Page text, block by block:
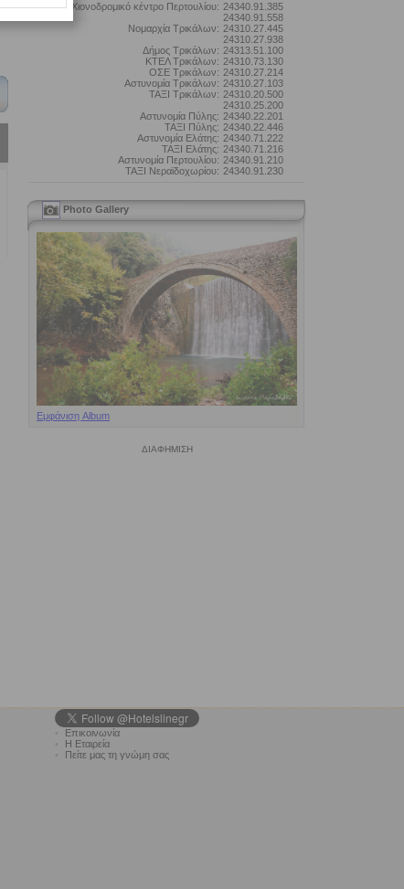
Χιονοδρομικό κέντρο Περτουλίου:
Νομαρχία Τρικάλων:
Δήμος Τρικάλων:
ΚΤΕΛ Τρικάλων:
ΟΣΕ Τρικάλων:
Αστυνομία Τρικάλων:
ΤΑΞΙ Τρικάλων:
Αστυνομία Πύλης:
ΤΑΞΙ Πύλης:
Αστυνομία Ελάτης:
ΤΑΞΙ Ελάτης:
Αστυνομία Περτουλίου:
ΤΑΞΙ Νεραϊδοχωρίου:
24340.91.385
24340.91.558
24310.27.445
24310.27.938
24313.51.100
24310.73.130
24310.27.214
24310.27.103
24310.20.500
24310.25.200
24340.22.201
24340.22.446
24340.71.222
24340.71.216
24340.91.210
24340.91.230
Photo Gallery
Εμφάνιση Album
ΔΙΑΦΗΜΙΣΗ
Επικοινωνία
Η Εταιρεία
Πείτε μας τη γνώμη σας